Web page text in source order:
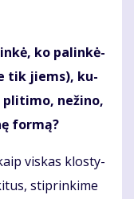
ko pa­lin­kė­
tik jiems), ku­
pli­ti­mo, ne­ži­no,
for­mą?
vis­kas klos­ty­
stip­rin­ki­me